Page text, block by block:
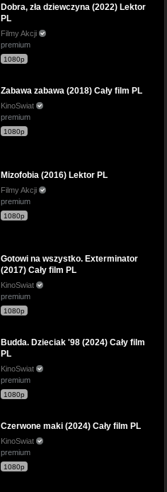
Dobra, zła dziewczyna (2022) Lektor
PL
Filmy Akcji
premium
1080p
Zabawa zabawa (2018) Cały film PL
KinoSwiat
premium
1080p
Mizofobia (2016) Lektor PL
Filmy Akcji
premium
1080p
Gotowi na wszystko. Exterminator
(2017) Cały film PL
KinoSwiat
premium
1080p
Budda. Dzieciak '98 (2024) Cały film
PL
KinoSwiat
premium
1080p
Czerwone maki (2024) Cały film PL
KinoSwiat
premium
1080p